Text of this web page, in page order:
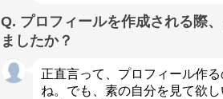
Q. プロフィールを作成される際
ましたか？
正直言って、プロフィール作
ね。でも、素の自分を見て欲